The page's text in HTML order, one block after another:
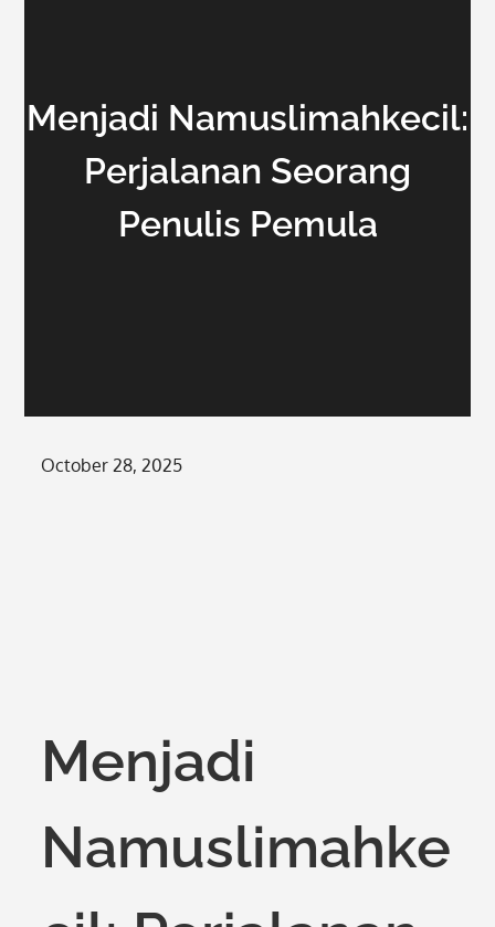
Menjadi Namuslimahkecil:
Perjalanan Seorang
Penulis Pemula
Posted
October 28, 2025
Menjadi
Namuslimahke